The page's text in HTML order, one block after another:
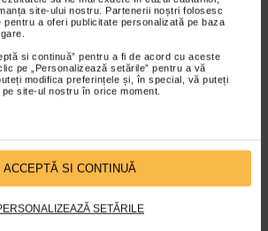
site-ului nostru. Partenerii noștri folosesc
pentru a oferi publicitate personalizată pe baza
si continuă” pentru a fi de acord cu aceste
pe „Personalizează setările” pentru a vă
modifica preferințele și, în special, vă puteți
site-ul nostru în orice moment.
ACCEPTĂ SI CONTINUĂ
SETĂRILE
Vitamina D3 +K2, 30 capsule
moi, NATURALIS